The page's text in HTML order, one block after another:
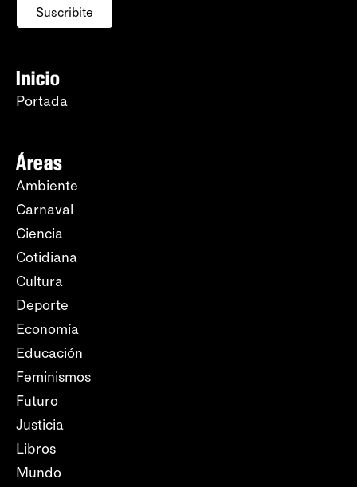
Suscribite
Inicio
Portada
Áreas
Ambiente
Carnaval
Ciencia
Cotidiana
Cultura
Deporte
Economía
Educación
Feminismos
Futuro
Justicia
Libros
Mundo